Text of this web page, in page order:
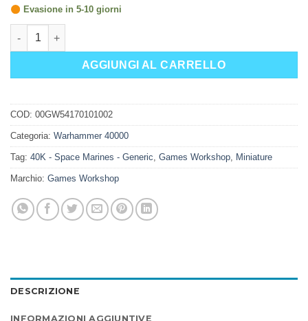
Evasione in 5-10 giorni
S/MARINES + PAINTS GER/FRE/ITA/DUT/CZ/SL quantità
AGGIUNGI AL CARRELLO
COD: 00GW54170101002
Categoria: Warhammer 40000
Tag: 40K - Space Marines - Generic, Games Workshop, Miniature
Marchio: Games Workshop
DESCRIZIONE
INFORMAZIONI AGGIUNTIVE